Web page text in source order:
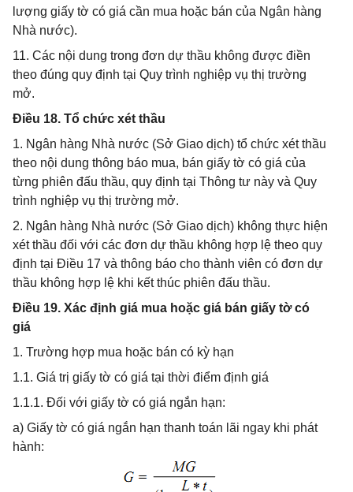
lượng giấy tờ có giá cần mua hoặc bán của Ngân hàng
Nhà nước).
11. Các nội dung trong đơn dự thầu không được điền
theo đúng quy định tại Quy trình nghiệp vụ thị trường
mở.
Điều 18. Tổ chức xét thầu
1. Ngân hàng Nhà nước (Sở Giao dịch) tổ chức xét thầu
theo nội dung thông báo mua, bán giấy tờ có giá của
từng phiên đấu thầu, quy định tại Thông tư này và Quy
trình nghiệp vụ thị trường mở.
2. Ngân hàng Nhà nước (Sở Giao dịch) không thực hiện
xét thầu đối với các đơn dự thầu không hợp lệ theo quy
định tại Điều 17 và thông báo cho thành viên có đơn dự
thầu không hợp lệ khi kết thúc phiên đấu thầu.
Điều 19. Xác định giá mua hoặc giá bán giấy tờ có
giá
1. Trường hợp mua hoặc bán có kỳ hạn
1.1. Giá trị giấy tờ có giá tại thời điểm định giá
1.1.1. Đối với giấy tờ có giá ngắn hạn:
a) Giấy tờ có giá ngắn hạn thanh toán lãi ngay khi phát
hành: